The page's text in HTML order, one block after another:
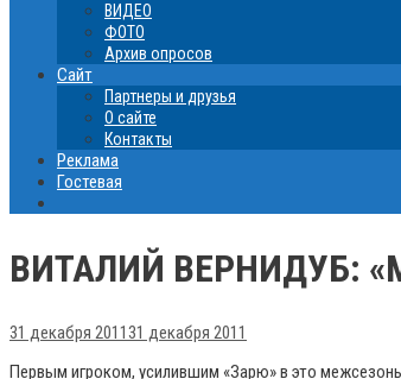
ВИДЕО
ФОТО
Архив опросов
Сайт
Партнеры и друзья
О сайте
Контакты
Реклама
Гостевая
ВИТАЛИЙ ВЕРНИДУБ:
31 декабря 201131 декабря 2011
Первым игроком, усилившим «Зарю» в это